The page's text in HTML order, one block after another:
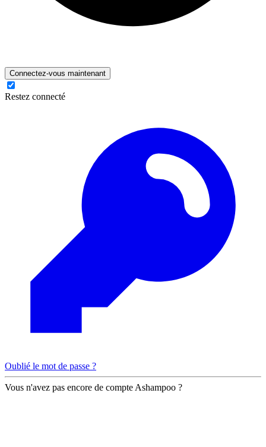
Connectez-vous maintenant
Restez connecté
Oublié le mot de passe ?
Vous n'avez pas encore de compte Ashampoo ?